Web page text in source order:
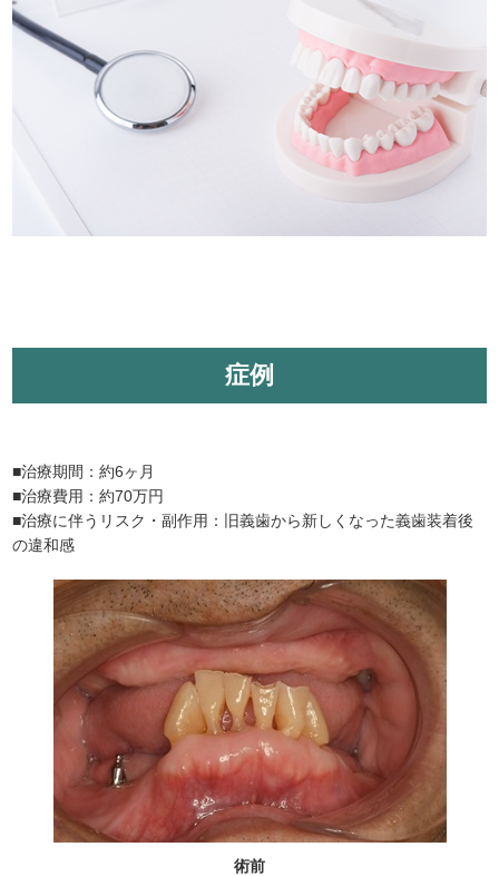
症例
■治療期間：約6ヶ月
■治療費用：約70万円
■治療に伴うリスク・副作用：旧義歯から新しくなった義歯装着後
の違和感
術前